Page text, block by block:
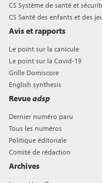
CS Système de santé et
CS Santé des enfants et des
Avis et rapports
Le point sur la canicule
Le point sur la Covid-19
Grille Domiscore
English synthesis
Revueadsp
Dernier numéro paru
Tous les numéros
Politique éditoriale
Comité de rédaction
Archives